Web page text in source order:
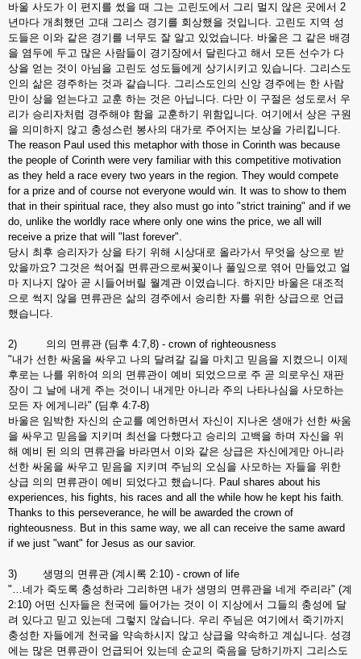
바울 사도가 이 편지를 썼을 때 그는 고린도에서 그리 멀지 않은 곳에서 2
년마다 개최했던 고대 그리스 경기를 회상했을 것입니다. 고린도 지역 성
도들은 이와 같은 경기를 너무도 잘 알고 있었습니다. 바울은 그 같은 배경
을 염두에 두고 많은 사람들이 경기장에서 달린다고 해서 모든 선수가 다
상을 얻는 것이 아님을 고린도 성도들에게 상기시키고 있습니다. 그리스도
인의 삶은 경주하는 것과 같습니다. 그리스도인의 신앙 경주에는 한 사람
만이 상을 얻는다고 교훈 하는 것은 아닙니다. 다만 이 구절은 성도로서 우
리가 승리자처럼 경주해야 함을 교훈하기 위함입니다. 여기에서 상은 구원
을 의미하지 않고 충성스런 봉사의 대가로 주어지는 보상을 가리킵니다.
The reason Paul used this metaphor with those in Corinth was because
the people of Corinth were very familiar with this competitive motivation
as they held a race every two years in the region. They would compete
for a prize and of course not everyone would win. It was to show to them
that in their spiritual race, they also must go into "strict training" and if we
do, unlike the worldly race where only one wins the price, we all will
receive a prize that will "last forever".
당시 최후 승리자가 상을 타기 위해 시상대로 올라가서 무엇을 상으로 받
았을까요? 그것은 썩어질 면류관으로써꽃이나 풀잎으로 엮어 만들었고 얼
마 지나지 않아 곧 시들어버릴 월계관 이였습니다. 하지만 바울은 대조적
으로 썩지 않을 면류관은 삶의 경주에서 승리한 자를 위한 상급으로 언급
했습니다.
2) 의의 면류관 (딤후 4:7,8) - crown of righteousness
"내가 선한 싸움을 싸우고 나의 달려갈 길을 마치고 믿음을 지켰으니 이제
후로는 나를 위하여 의의 면류관이 예비 되었으므로 주 곧 의로우신 재판
장이 그 날에 내게 주는 것이니 내게만 아니라 주의 나타나심을 사모하는
모든 자 에게니라" (딤후 4:7-8)
바울은 임박한 자신의 순교를 예언하면서 자신이 지나온 생애가 선한 싸움
을 싸우고 믿음을 지키며 최선을 다했다고 승리의 고백을 하며 자신을 위
해 예비 된 의의 면류관을 바라면서 이와 같은 상급은 자신에게만 아니라
선한 싸움을 싸우고 믿음을 지키며 주님의 오심을 사모하는 자들을 위한
상급 의의 면류관이 예비 되었다고 했습니다. Paul shares about his
experiences, his fights, his races and all the while how he kept his faith.
Thanks to this perseverance, he will be awarded the crown of
righteousness. But in this same way, we all can receive the same award
if we just "want" for Jesus as our savior.
3) 생명의 면류관 (계시록 2:10) - crown of life
"…네가 죽도록 충성하라 그리하면 내가 생명의 면류관을 네게 주리라" (계
2:10) 어떤 신자들은 천국에 들어가는 것이 이 지상에서 그들의 충성에 달
려 있다고 믿고 있는데 그렇지 않습니다. 우리 주님은 여기에서 죽기까지
충성한 자들에게 천국을 약속하시지 않고 상급을 약속하고 계십니다. 성경
에는 많은 면류관이 언급되어 있는데 순교의 죽음을 당하기까지 그리스도